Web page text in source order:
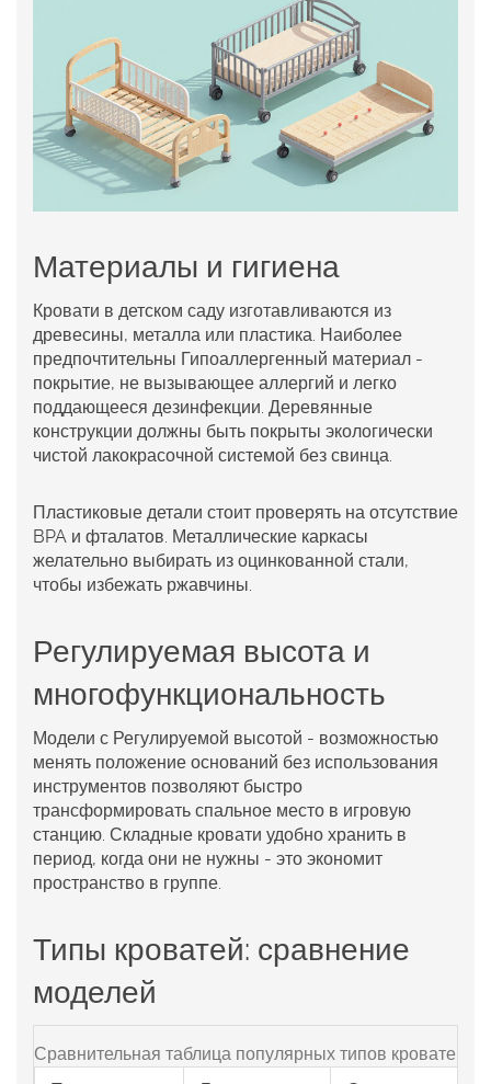
Материалы и гигиена
Кровати в детском саду изготавливаются из
древесины, металла или пластика. Наиболее
предпочтительны Гипоаллергенный материал -
покрытие, не вызывающее аллергий и легко
поддающееся дезинфекции. Деревянные
конструкции должны быть покрыты экологически
чистой лакокрасочной системой без свинца.
Пластиковые детали стоит проверять на отсутствие
BPA и фталатов. Металлические каркасы
желательно выбирать из оцинкованной стали,
чтобы избежать ржавчины.
Регулируемая высота и
многофункциональность
Модели с Регулируемой высотой - возможностью
менять положение оснований без использования
инструментов позволяют быстро
трансформировать спальное место в игровую
станцию. Складные кровати удобно хранить в
период, когда они не нужны - это экономит
пространство в группе.
Типы кроватей: сравнение
моделей
Сравнительная таблица популярных типов кроватей